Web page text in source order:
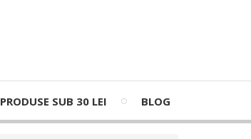
PRODUSE SUB 30 LEI BLOG